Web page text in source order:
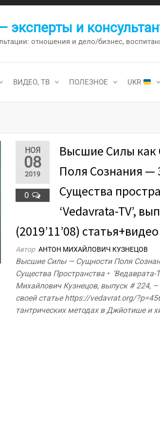
эксперты и
отношения и дело/бизнес,
ВИДЕО, ТВ ПОЛЕЗНОЕ UKR
НОЯ
08
2019
0
Высшие Силы как
Поля Сознания
Существа
‘Vedavrata-TV’,
(2019’11’08) статья+видео
Автор АНТОН МИХАЙЛОВИЧ КУЗНЕЦОВ
Высшие Силы — Сущности Поля
Существа Пространства • ‘Ведаврата-
Михайлович Кузнецов, выпуск # 224,
своей статье https://vedavrat.org/
тантрических методах в Джйотише и